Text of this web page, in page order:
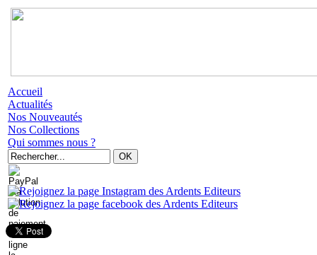
Accueil
Actualités
Nos Nouveautés
Nos Collections
Qui sommes nous ?